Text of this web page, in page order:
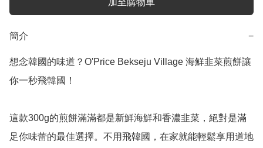
加至購物車
簡介 −
想念韓國的味道？O'Price Bekseju Village 海鮮韭菜煎餅讓
你一秒飛韓國！
這款300g的煎餅滿滿都是新鮮海鮮和香濃韭菜，絕對是滿
足你味蕾的最佳選擇。不用飛韓國，在家就能輕鬆享用道地